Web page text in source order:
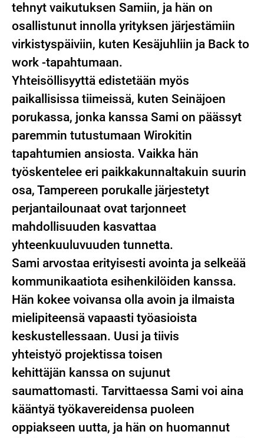
tehnyt vaikutuksen Samiin, ja hän on
osallistunut innolla yrityksen järjestämiin
virkistyspäiviin, kuten Kesäjuhliin ja Back to
work -tapahtumaan.
Yhteisöllisyyttä edistetään myös
paikallisissa tiimeissä, kuten Seinäjoen
porukassa, jonka kanssa Sami on päässyt
paremmin tutustumaan Wirokitin
tapahtumien ansiosta. Vaikka hän
työskentelee eri paikkakunnaltakuin suurin
osa, Tampereen porukalle järjestetyt
perjantailounaat ovat tarjonneet
mahdollisuuden kasvattaa
yhteenkuuluvuuden tunnetta.
Sami arvostaa erityisesti avointa ja selkeää
kommunikaatiota esihenkilöiden kanssa.
Hän kokee voivansa olla avoin ja ilmaista
mielipiteensä vapaasti työasioista
keskustellessaan. Uusi ja tiivis
yhteistyö projektissa toisen
kehittäjän kanssa on sujunut
saumattomasti. Tarvittaessa Sami voi aina
kääntyä työkavereidensa puoleen
oppiakseen uutta, ja hän on huomannut